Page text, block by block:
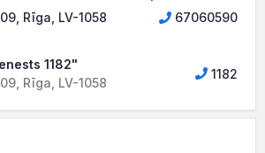
Rīga, LV-1058 67060590
1182"
Rīga, LV-1058
1182